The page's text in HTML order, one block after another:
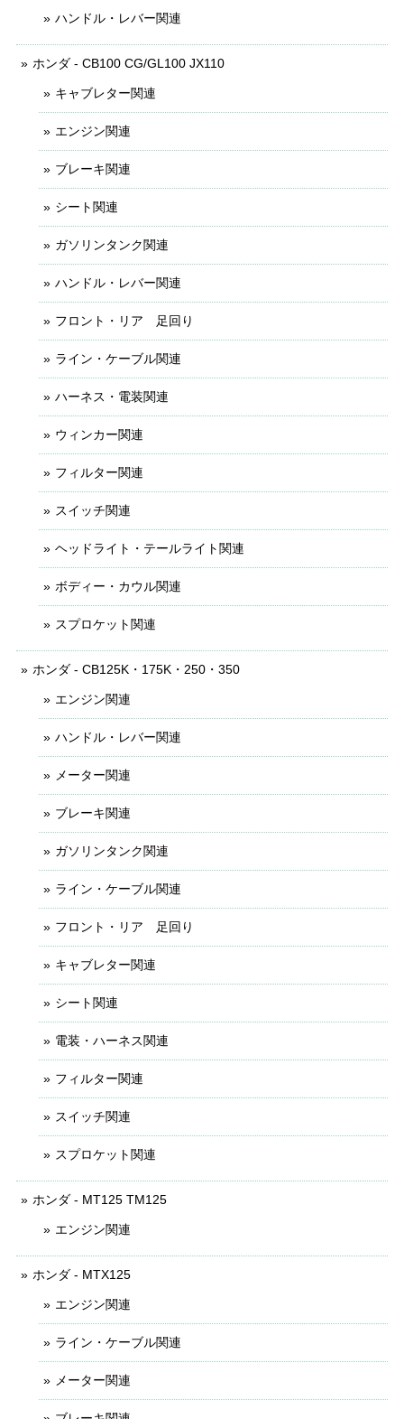
ハンドル・レバー関連
ホンダ - CB100 CG/GL100 JX110
キャブレター関連
エンジン関連
ブレーキ関連
シート関連
ガソリンタンク関連
ハンドル・レバー関連
フロント・リア 足回り
ライン・ケーブル関連
ハーネス・電装関連
ウィンカー関連
フィルター関連
スイッチ関連
ヘッドライト・テールライト関連
ボディー・カウル関連
スプロケット関連
ホンダ - CB125K・175K・250・350
エンジン関連
ハンドル・レバー関連
メーター関連
ブレーキ関連
ガソリンタンク関連
ライン・ケーブル関連
フロント・リア 足回り
キャブレター関連
シート関連
電装・ハーネス関連
フィルター関連
スイッチ関連
スプロケット関連
ホンダ - MT125 TM125
エンジン関連
ホンダ - MTX125
エンジン関連
ライン・ケーブル関連
メーター関連